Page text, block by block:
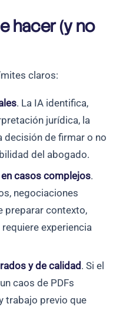
hacer (y no
claros:
. La IA identifica,
jurídica, la
decisión de firmar o no
del abogado.
casos complejos.
negociaciones
preparar contexto,
experiencia
y de calidad . Si el
caos de PDFs
trabajo previo que